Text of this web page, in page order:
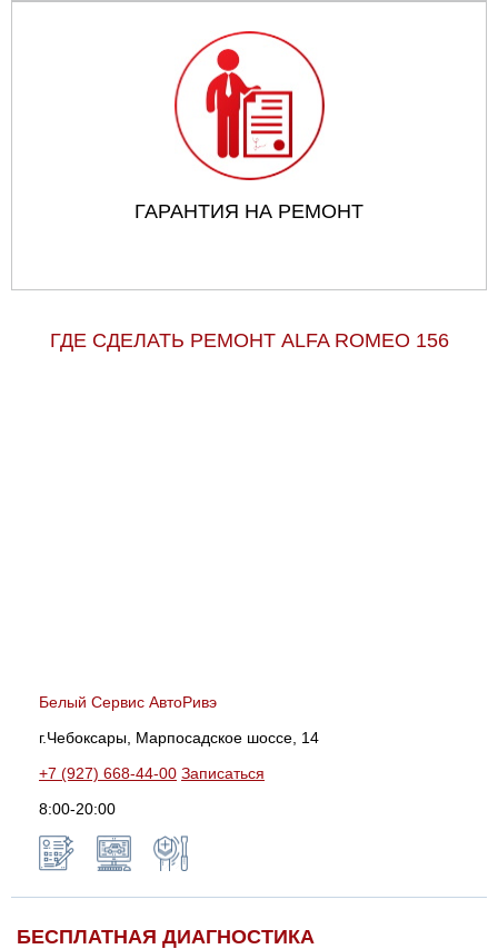
ГАРАНТИЯ НА РЕМОНТ
ГДЕ СДЕЛАТЬ РЕМОНТ ALFA ROMEO 156
Белый Сервис АвтоРивэ
г.Чебоксары, Марпосадское шоссе, 14
+7 (927) 668-44-00 Записаться
8:00-20:00
БЕСПЛАТНАЯ ДИАГНОСТИКА